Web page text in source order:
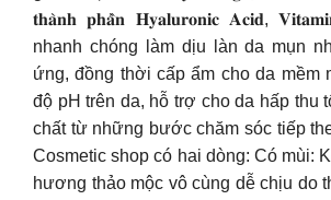
𝐭𝐡𝐚̀𝐧𝐡 𝐩𝐡𝐚̂̀𝐧 𝐇𝐲𝐚𝐥𝐮𝐫𝐨𝐧𝐢𝐜 𝐀𝐜𝐢𝐝,
nhanh chóng làm dịu làn da mụn
ứng, đồng thời cấp ẩm cho da mềm
độ pH trên da, hỗ trợ cho da hấp thu
chất từ những bước chăm sóc tiếp
Cosmetic shop có hai dòng: Có mùi:
hương thảo mộc vô cùng dễ chịu do